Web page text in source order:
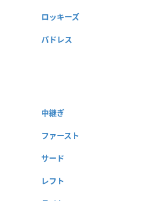
ロッキーズ
パドレス
中継ぎ
ファースト
サード
レフト